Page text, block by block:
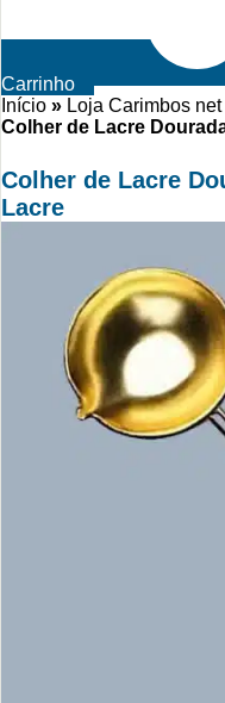
Carrinho
Início » Loja Carimbos net
Colher de Lacre
Colher de Lacre
Lacre